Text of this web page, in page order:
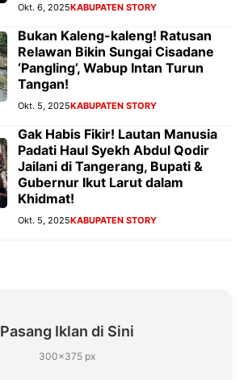
Okt. 6, 2025KABUPATEN STORY
Bukan Kaleng-kaleng! Ratusan
Relawan Bikin Sungai Cisadane
‘Pangling’, Wabup Intan Turun
Tangan!
Okt. 5, 2025KABUPATEN STORY
Gak Habis Fikir! Lautan Manusia
Padati Haul Syekh Abdul Qodir
Jailani di Tangerang, Bupati &
Gubernur Ikut Larut dalam
Khidmat!
Okt. 5, 2025KABUPATEN STORY
Pasang Iklan di Sini
300×375 px